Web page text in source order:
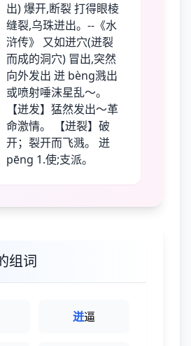
出) 爆开,断裂 打得眼棱
缝裂,乌珠迸出。--《水
浒传》 又如迸穴(迸裂
而成的洞穴) 冒出,突然
向外发出 迸 bèng溅出
或喷射唾沫星乱～。
【迸发】猛然发出～革
命激情。 【迸裂】破
开；裂开而飞溅。 迸
pēng 1.使;支派。
组词
迸逼